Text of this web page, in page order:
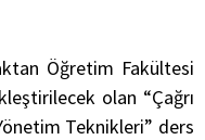
Öğretim Fakültesi
olan “Çağrı
Teknikleri” ders